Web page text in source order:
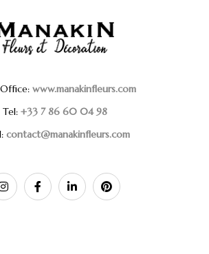
www.manakinfleurs.com
Tel: +33 7 86 60 04 98
contact@manakinfleurs.com